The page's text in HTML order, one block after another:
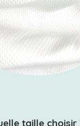
taille choisir